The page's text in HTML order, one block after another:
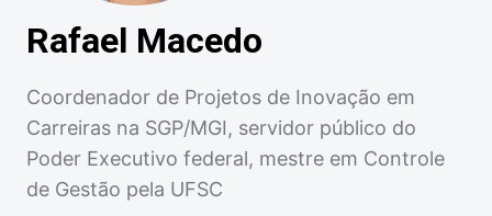
Rafael Macedo
Coordenador de Projetos de Inovação em
Carreiras na SGP/MGI, servidor público do
Poder Executivo federal, mestre em Controle
de Gestão pela UFSC